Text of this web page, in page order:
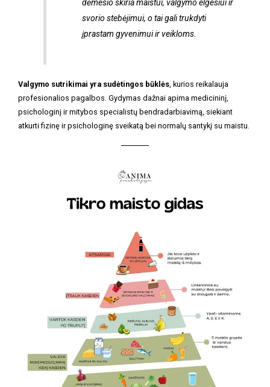
dėmesio skiria maistui, valgymo elgesiui ir
svorio stebėjimui, o tai gali trukdyti
įprastam gyvenimui ir veikloms.
Valgymo sutrikimai yra sudėtingos būklės, kurios reikalauja
profesionalios pagalbos. Gydymas dažnai apima medicininį,
psichologinį ir mitybos specialistų bendradarbiavimą, siekiant
atkurti fizinę ir psichologinę sveikatą bei normalų santykį su maistu.